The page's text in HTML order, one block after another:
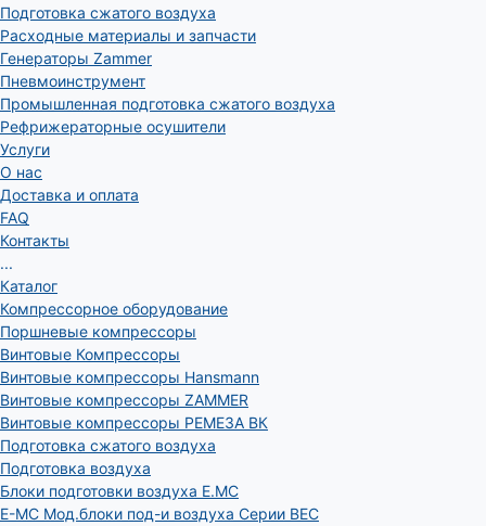
Подготовка сжатого воздуха
Расходные материалы и запчасти
Генераторы Zammer
Пневмоинструмент
Промышленная подготовка сжатого воздуха
Рефрижераторные осушители
Услуги
О нас
Доставка и оплата
FAQ
Контакты
...
Каталог
Компрессорное оборудование
Поршневые компрессоры
Винтовые Компрессоры
Винтовые компрессоры Hansmann
Винтовые компрессоры ZAMMER
Винтовые компрессоры РЕМЕЗА ВК
Подготовка сжатого воздуха
Подготовка воздуха
Блоки подготовки воздуха E.MC
E-MC Мод.блоки под-и воздуха Серии BEC